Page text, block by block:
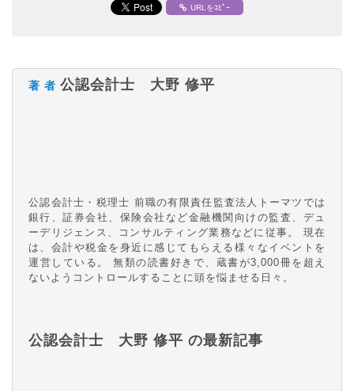
URLをｺﾋﾟｰ
著 者 公認会計士 大野 修平
公認会計士・税理士 前職の有限責任監査法人トーマツでは
銀行、証券会社、保険会社など金融機関向けの監査、デュ
ーデリジェンス、コンサルティング業務などに従事。 現在
は、会計や税金を身近に感じてもらえる様々なイベントを
運営している。 無類の読書好きで、蔵書が3,000冊を超え
ないようコントロールすることに頭を悩ませる日々。
公認会計士 大野 修平 の最新記事